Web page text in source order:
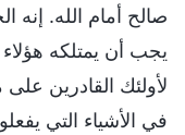
صالح أمام الله. إنه
يجب أن يمتلكه
لأولئك القادرين
في الأشياء التي